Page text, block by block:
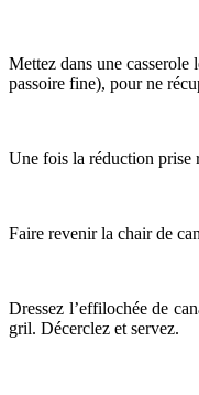
Mettez dans une casserole
passoire fine), pour ne
Une fois la réduction prise
Faire revenir la chair de
Dressez l’effilochée de
gril. Décerclez et servez.